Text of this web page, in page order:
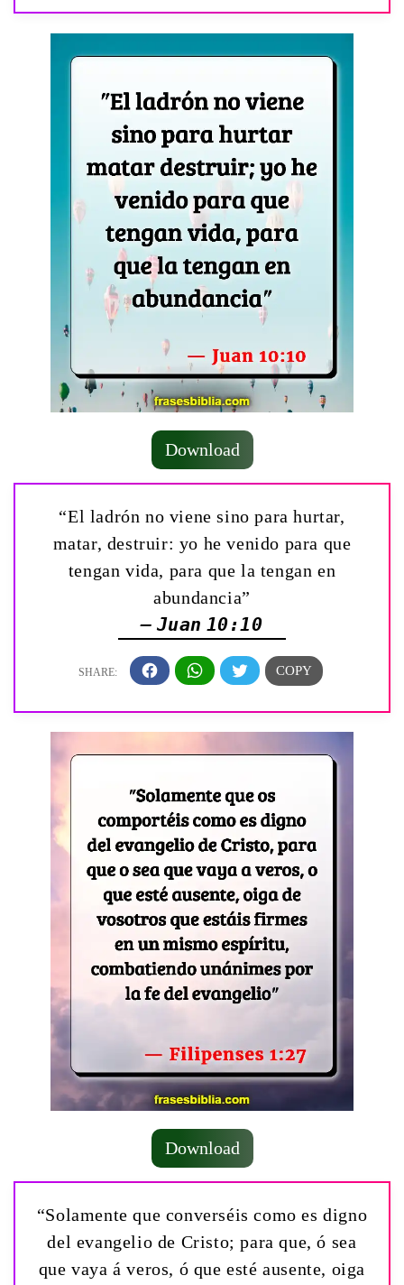
Download
“El ladrón no viene sino para hurtar,
matar, destruir: yo he venido para que
tengan vida, para que la tengan en
abundancia”
— Juan 10:10
Download
“Solamente que converséis como es digno
del evangelio de Cristo; para que, ó sea
que vaya á veros, ó que esté ausente, oiga